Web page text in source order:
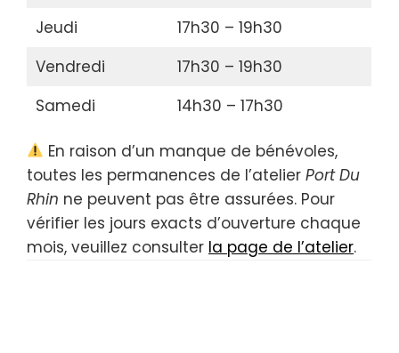
Jeudi
17h30 – 19h30
Vendredi
17h30 – 19h30
Samedi
14h30 – 17h30
En raison d’un manque de bénévoles,
toutes les permanences de l’atelier Port Du
Rhin ne peuvent pas être assurées. Pour
vérifier les jours exacts d’ouverture chaque
mois, veuillez consulter la page de l’atelier.